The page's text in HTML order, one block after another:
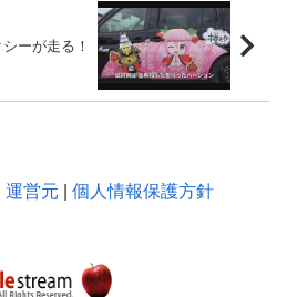
ーが走る！
運営元 個人情報保護方針